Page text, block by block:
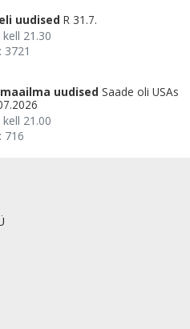
uudised R 31.7.
21.30
3721
uudised Saade oli USAs
21.00
716